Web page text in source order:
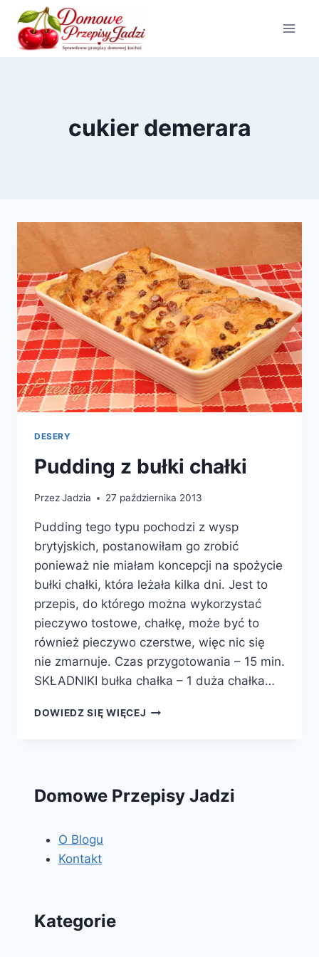
Przejdź
treści
cukier demerara
DESERY
Pudding z bułki chałki
PrzezJadzia 27 października 2013
Pudding tego typu pochodzi z wysp
brytyjskich, postanowiłam go zrobić
ponieważ nie miałam koncepcji na spożycie
bułki chałki, która leżała kilka dni. Jest to
przepis, do którego można wykorzystać
pieczywo tostowe, chałkę, może być to
również pieczywo czerstwe, więc nic się
nie zmarnuje. Czas przygotowania – 15 min.
SKŁADNIKI bułka chałka – 1 duża chałka…
DOWIEDZ SIĘ WIĘCEJ PUDDING
Domowe Przepisy Jadzi
O Blogu
Kontakt
Kategorie